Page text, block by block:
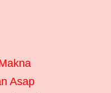
Asap